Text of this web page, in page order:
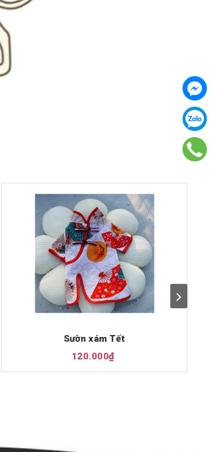
Sườn xám Tết
120.000₫